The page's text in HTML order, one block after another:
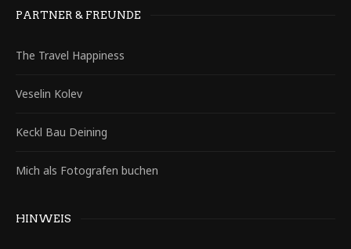
PARTNER & FREUNDE
The Travel Happiness
Veselin Kolev
Keckl Bau Deining
Mich als Fotografen buchen
HINWEIS